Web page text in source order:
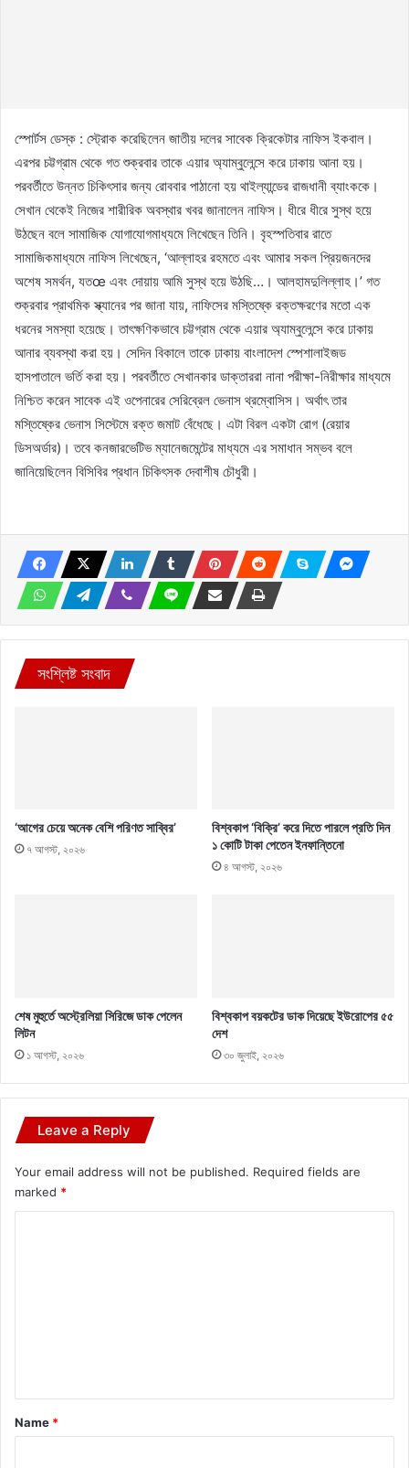
স্পোর্টস ডেস্ক : স্ট্রোক করেছিলেন জাতীয় দলের সাবেক ক্রিকেটার নাফিস ইকবাল।
এরপর চট্টগ্রাম থেকে গত শুক্রবার তাকে এয়ার অ্যাম্বুলেন্সে করে ঢাকায় আনা হয়।
পরবর্তীতে উন্নত চিকিৎসার জন্য রোববার পাঠানো হয় থাইল্যান্ডের রাজধানী ব্যাংককে।
সেখান থেকেই নিজের শারীরিক অবস্থার খবর জানালেন নাফিস। ধীরে ধীরে সুস্থ হয়ে
উঠছেন বলে সামাজিক যোগাযোগমাধ্যমে লিখেছেন তিনি। বৃহস্পতিবার রাতে
সামাজিকমাধ্যমে নাফিস লিখেছেন, ‘আল্লাহর রহমতে এবং আমার সকল প্রিয়জনদের
অশেষ সমর্থন, যতœ এবং দোয়ায় আমি সুস্থ হয়ে উঠছি…। আলহামদুলিল্লাহ।’ গত
শুক্রবার প্রাথমিক স্ক্যানের পর জানা যায়, নাফিসের মস্তিষ্কে রক্তক্ষরণের মতো এক
ধরনের সমস্যা হয়েছে। তাৎক্ষণিকভাবে চট্টগ্রাম থেকে এয়ার অ্যাম্বুলেন্সে করে ঢাকায়
আনার ব্যবস্থা করা হয়। সেদিন বিকালে তাকে ঢাকায় বাংলাদেশ স্পেশালাইজড
হাসপাতালে ভর্তি করা হয়। পরবর্তীতে সেখানকার ডাক্তাররা নানা পরীক্ষা-নিরীক্ষার মাধ্যমে
নিশ্চিত করেন সাবেক এই ওপেনারের সেরিব্রেল ভেনাস থ্রম্বোসিস। অর্থাৎ তার
মস্তিষ্কের ভেনাস সিস্টেমে রক্ত জমাট বেঁধেছে। এটা বিরল একটা রোগ (রেয়ার
ডিসঅর্ডার)। তবে কনজারভেটিভ ম্যানেজমেন্টের মাধ্যমে এর সমাধান সম্ভব বলে
জানিয়েছিলেন বিসিবির প্রধান চিকিৎসক দেবাশীষ চৌধুরী।
সংশ্লিষ্ট সংবাদ
‘আগের চেয়ে অনেক বেশি পরিণত সাব্বির’
৭ আগস্ট, ২০২৬
বিশ্বকাপ ‘বিক্রি’ করে দিতে পারলে প্রতি দিন
১ কোটি টাকা পেতেন ইনফান্তিনো
৪ আগস্ট, ২০২৬
শেষ মুহুর্তে অস্ট্রেলিয়া সিরিজে ডাক পেলেন
লিটন
১ আগস্ট, ২০২৬
বিশ্বকাপ বয়কটের ডাক দিয়েছে ইউরোপের ৫৫
দেশ
৩০ জুলাই, ২০২৬
Leave a Reply
Your email address will not be published. Required fields are
marked *
*
Name *